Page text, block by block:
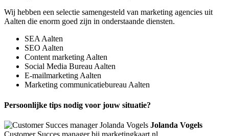
Wij hebben een selectie samengesteld van marketing agencies uit
Aalten die enorm goed zijn in onderstaande diensten.
SEA Aalten
SEO Aalten
Content marketing Aalten
Social Media Bureau Aalten
E-mailmarketing Aalten
Marketing communicatiebureau Aalten
Persoonlijke tips nodig voor jouw situatie?
Jolanda Vogels
Customer Succes manager bij marketingkaart.nl